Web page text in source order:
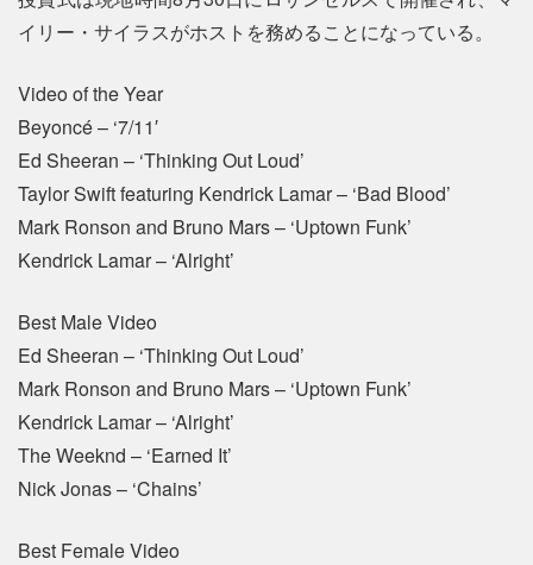
イリー・サイラスがホストを務めることになっている。
Video of the Year
Beyoncé – ‘7/11′
Ed Sheeran – ‘Thinking Out Loud’
Taylor Swift featuring Kendrick Lamar – ‘Bad Blood’
Mark Ronson and Bruno Mars – ‘Uptown Funk’
Kendrick Lamar – ‘Alright’
Best Male Video
Ed Sheeran – ‘Thinking Out Loud’
Mark Ronson and Bruno Mars – ‘Uptown Funk’
Kendrick Lamar – ‘Alright’
The Weeknd – ‘Earned It’
Nick Jonas – ‘Chains’
Best Female Video